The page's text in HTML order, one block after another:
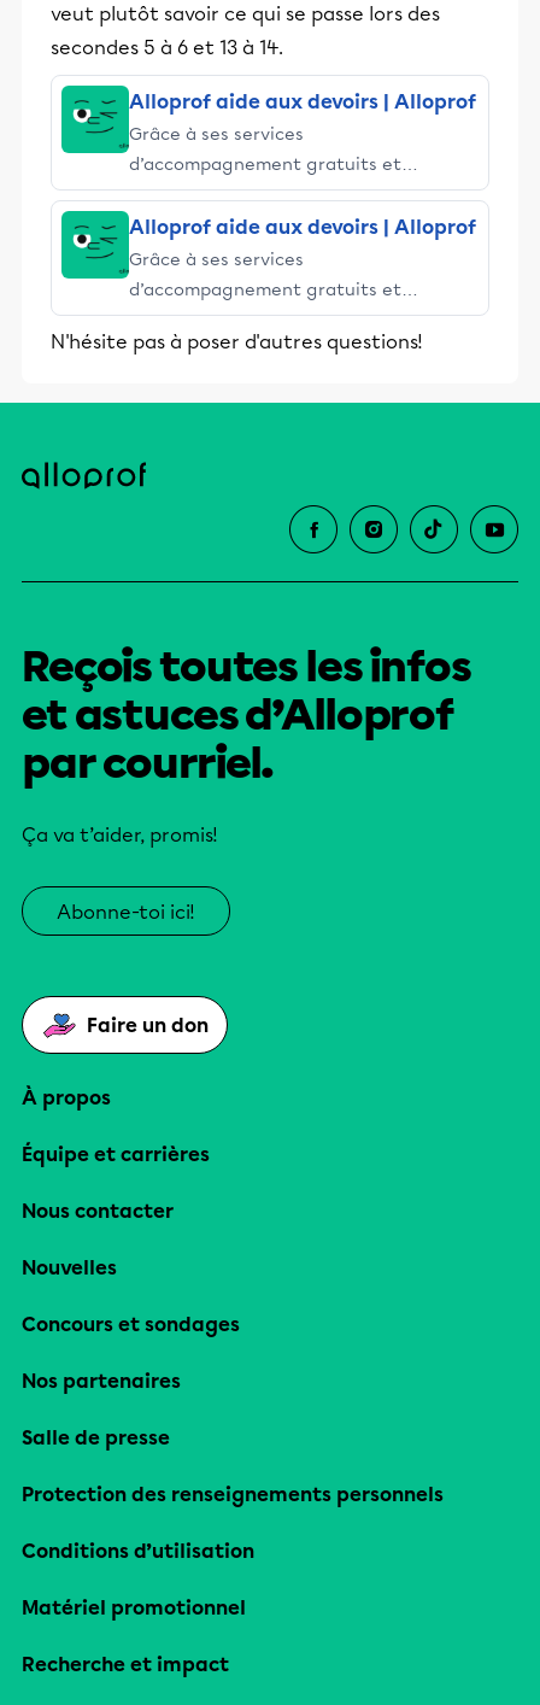
veut plutôt savoir ce qui se passe lors des
secondes 5 à 6 et 13 à 14.
Alloprof aide aux devoirs | Alloprof
Grâce à ses services
d’accompagnement gratuits et
stimulants, Alloprof engage les élèves
et leurs parents dans la réussite
éducative.
Alloprof aide aux devoirs | Alloprof
Grâce à ses services
d’accompagnement gratuits et
stimulants, Alloprof engage les élèves
et leurs parents dans la réussite
N'hésite pas à poser d'autres questions!
Reçois toutes les infos
et astuces d’Alloprof
par courriel.
Ça va t’aider, promis!
Abonne-toi ici!
Faire un don
À propos
Équipe et carrières
Nous contacter
Nouvelles
Concours et sondages
Nos partenaires
Salle de presse
Protection des renseignements personnels
Conditions d’utilisation
Matériel promotionnel
Recherche et impact